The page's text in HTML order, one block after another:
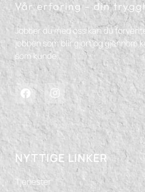
Jobber du med oss kan du
jobben som blir gjort og gjennom
som kunde.
NYTTIGE LINKER
Tjenester